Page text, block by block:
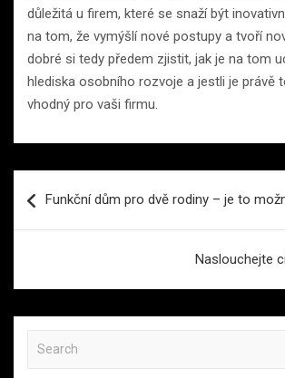
důležitá u firem, které se snaží být
na tom, že vymýšlí nové postupy a tvoří
dobré si tedy předem zjistit, jak je na tom
hlediska osobního rozvoje a jestli je právě
vhodný pro vaši firmu.
proFunkční dům pro dvě rodiny – je to
Naslouchejte